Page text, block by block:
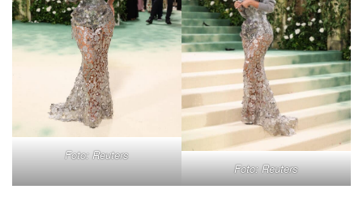
Foto: Reuters
Foto: Reuters